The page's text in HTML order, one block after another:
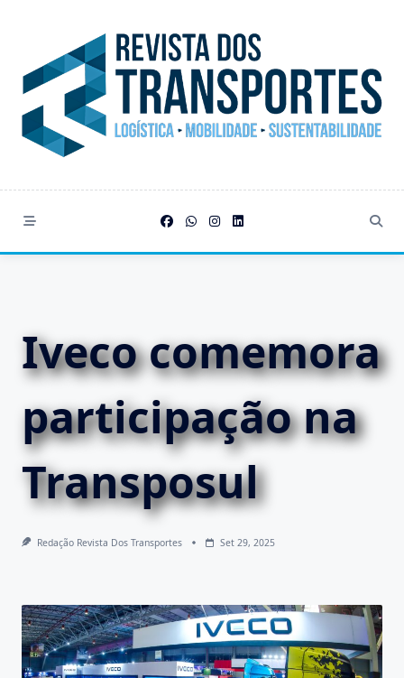
Iveco comemora
participação na
Transposul
Redação Revista Dos Transportes Set 29, 2025